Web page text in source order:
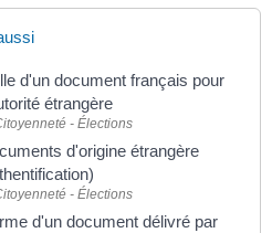
d'un document français pour
étrangère
- Élections
d'origine étrangère
- Élections
d'un document délivré par